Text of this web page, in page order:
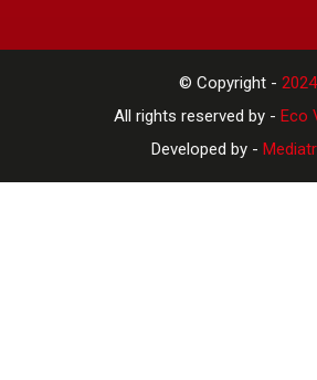
© Copyright - 2024
All rights reserved by - Eco
Developed by -